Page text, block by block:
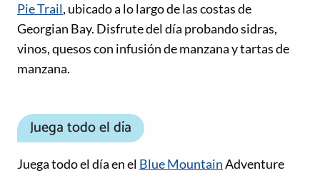
Pie Trail, ubicado a lo largo de las costas de
Georgian Bay. Disfrute del día probando sidras,
vinos, quesos con infusión de manzana y tartas de
manzana.
Juega todo el día
Juega todo el día en el Blue MountainAdventure